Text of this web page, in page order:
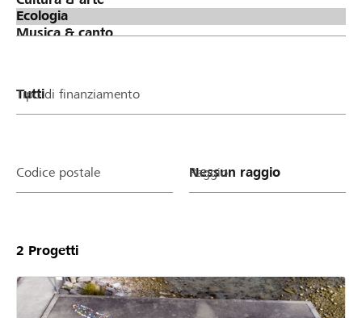
Tipo di finanziamento
Codice postale Raggio
2 Progetti